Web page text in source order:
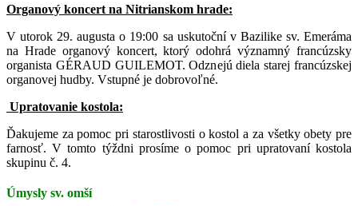
Organový koncert na Nitrianskom hrade:
V utorok 29. augusta o 19:00 sa uskutoční v Bazilike sv. Emeráma
na Hrade organový koncert, ktorý odohrá významný francúzsky
organista GÉRAUD GUILEMOT. Odznejú diela starej francúzskej
organovej hudby. Vstupné je dobrovoľné.
Upratovanie kostola:
Ďakujeme za pomoc pri starostlivosti o kostol a za všetky obety pre
farnosť. V tomto týždni prosíme o pomoc pri upratovaní kostola
skupinu č. 4.
Úmysly sv. omší